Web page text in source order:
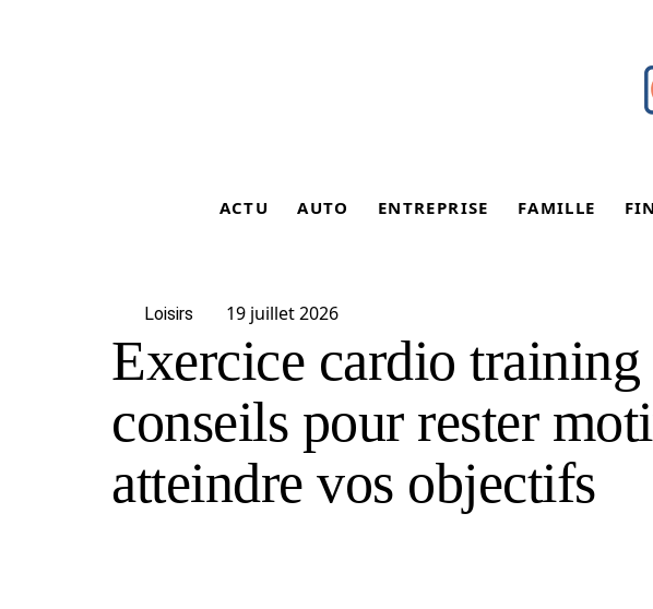
ACTU AUTO ENTREPRISE FAMILLE
Loisirs 19 juillet 2026
Exercice cardio training
conseils pour rester
atteindre vos objectifs